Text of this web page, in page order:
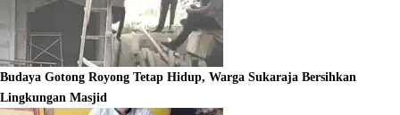
Budaya Gotong Royong Tetap Hidup, Warga Sukaraja Bersihkan
Lingkungan Masjid